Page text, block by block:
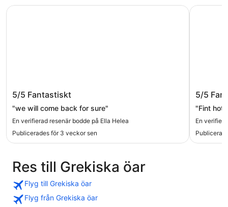
Ella Helea
5/5 Fantastiskt
"we will come back for sure"
En verifierad resenär bodde på Ella Helea
Publicerades för 3 veckor sen
Ella Helea
Ella
5/5
"Fint
En
Ella
Res till Grekiska öar
Flyg till Grekiska öar
Flyg från Grekiska öar